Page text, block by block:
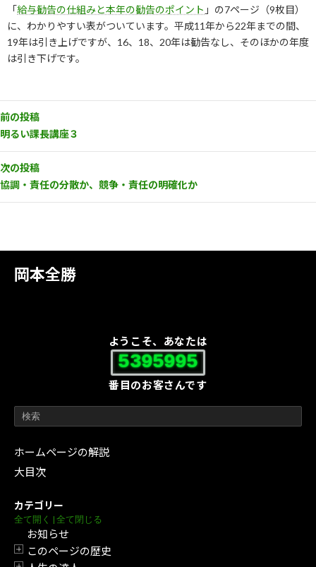
岡本全勝
ようこそ、あなたは
5395995
番目のお客さんです
ホームページの解説
大目次
カテゴリー
全て開く | 全て閉じる
お知らせ
開閉
このページの歴史
「給与勧告の仕組みと本年の勧告のポイント 」の7ページ（9枚目）
に、わかりやすい表がついています。平成11年から22年までの間、
19年は引き上げですが、16、18、20年は勧告なし、そのほかの年度
は引き下げです。
前の投稿
明るい課長講座３
次の投稿
協調・責任の分散か、競争・責任の明確化か